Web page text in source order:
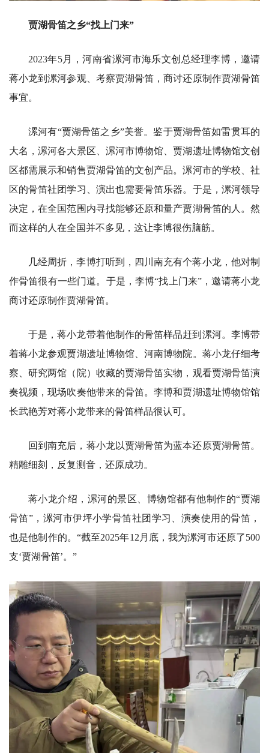
贾湖骨笛之乡“找上门来”
2023年5月，河南省漯河市海乐文创总经理李博，邀请
蒋小龙到漯河参观、考察贾湖骨笛，商讨还原制作贾湖骨笛
事宜。
漯河有“贾湖骨笛之乡”美誉。鉴于贾湖骨笛如雷贯耳的
大名，漯河各大景区、漯河市博物馆、贾湖遗址博物馆文创
区都需展示和销售贾湖骨笛的文创产品。漯河市的学校、社
区的骨笛社团学习、演出也需要骨笛乐器。于是，漯河领导
决定，在全国范围内寻找能够还原和量产贾湖骨笛的人。然
而这样的人在全国并不多见，这让李博很伤脑筋。
几经周折，李博打听到，四川南充有个蒋小龙，他对制
作骨笛很有一些门道。于是，李博“找上门来”，邀请蒋小龙
商讨还原制作贾湖骨笛。
于是，蒋小龙带着他制作的骨笛样品赶到漯河。李博带
着蒋小龙参观贾湖遗址博物馆、河南博物院。蒋小龙仔细考
察、研究两馆（院）收藏的贾湖骨笛实物，观看贾湖骨笛演
奏视频，现场吹奏他带来的骨笛。李博和贾湖遗址博物馆馆
长武艳芳对蒋小龙带来的骨笛样品很认可。
回到南充后，蒋小龙以贾湖骨笛为蓝本还原贾湖骨笛。
精雕细刻，反复测音，还原成功。
蒋小龙介绍，漯河的景区、博物馆都有他制作的“贾湖
骨笛”，漯河市伊坪小学骨笛社团学习、演奏使用的骨笛，
也是他制作的。“截至2025年12月底，我为漯河市还原了500
支‘贾湖骨笛’。”